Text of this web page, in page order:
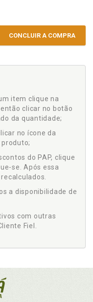
CONCLUIR A COMPRA
item clique na
clicar no botão
da quantidade;
no ícone da
produto;
do PAP, clique
se. Após essa
a disponibilidade de
com outras
Fiel.